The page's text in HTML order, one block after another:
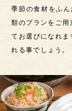
季節の食材をふん
類のプランをご
てお選びになれま
れる事でしょう。